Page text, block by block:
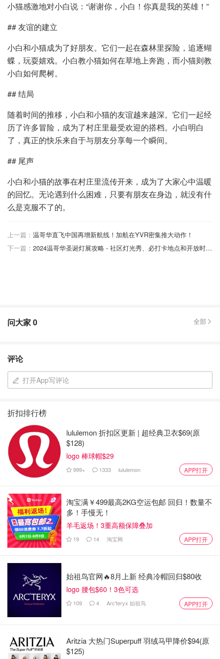
小猫感激地对小白说：“谢谢你，小白！你真是我的英雄！”
## 友谊的建立
小白和小猫成为了好朋友。它们一起在森林里探险，追逐蝴
蝶，玩耍嬉戏。小白教小猫如何在草地上奔跑，而小猫则教
小白如何爬树。
## 结局
随着时间的推移，小白和小猫的友谊越来越深。它们一起经
历了许多冒险，成为了村庄里最受欢迎的搭档。小白明白
了，真正的快乐来自于与朋友分享每一个瞬间。
## 尾声
小白和小猫的故事在村庄里流传开来，成为了大家心中温暖
的回忆。无论遇到什么困难，只要有朋友在身边，就没有什
么是克服不了的。
上一篇： 温哥华直飞中国再增新航线！加航在YVR密集推大动作！
下一篇：
2024温哥华圣诞灯展攻略 - 社区灯光秀、必打卡地点和开放时间！
问大家0 全部
评论
打开App写评论
折扣排行榜
lululemon 折扣区更新 | 超经典卫衣$69(原
$128)
logo 棒球帽$29
999+ 1333 lululemon APP打开
淘宝满￥499最高2KG空运包邮 回归！数量不
多！手慢无！
羊毛返场！3重高额保障叠加
19 14 淘宝网 APP打开
始祖鸟官网🔥8月上新 经典冷帽回归$80收
logo 腰包$60！3色可选
109 4 Arc'teryx 始祖鸟 APP打开
Aritzia 大热门Superpuff 羽绒马甲降价$94(原
$125)